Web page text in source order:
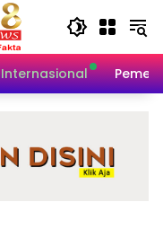
Internasional